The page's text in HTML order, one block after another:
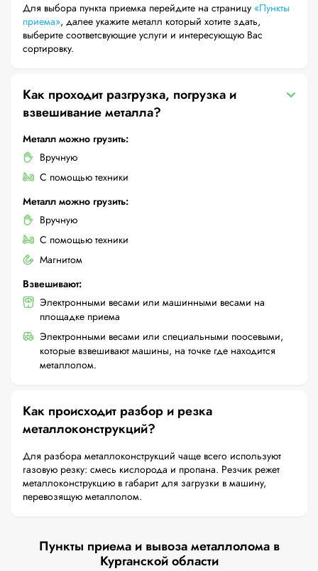
Для выбора пункта приемка перейдите на страницу «Пункты
приема», далее укажите металл который хотите здать,
выберите соответсвующие услуги и интересующую Вас
сортировку.
Как проходит разгрузка, погрузка и
взвешивание металла?
Металл можно грузить:
Вручную
С помощью техники
Металл можно грузить:
Вручную
С помощью техники
Магнитом
Взвешивают:
Электронными весами или машинными весами на
площадке приема
Электронными весами или специальными поосевыми,
которые взвешивают машины, на точке где находится
металлолом.
Как происходит разбор и резка
металлоконструкций?
Для разбора металлоконструкций чаще всего используют
газовую резку: смесь кислорода и пропана. Резчик режет
металлоконструкцию в габарит для загрузки в машину,
перевозящую металлолом.
Пункты приема и вывоза металлолома в
Курганской области